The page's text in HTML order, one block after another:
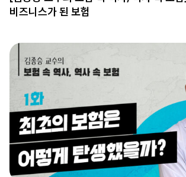
비즈니스가 된 보험